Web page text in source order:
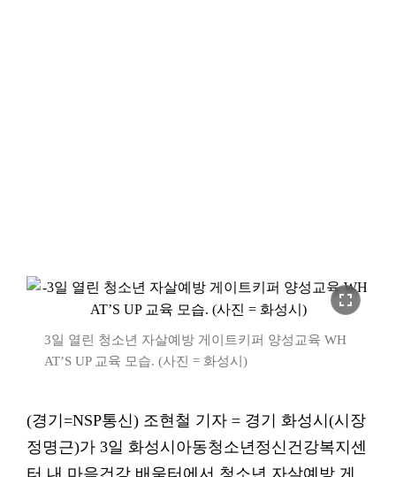
fullscreen
3일 열린 청소년 자살예방 게이트키퍼 양성교육 WH
AT’S UP 교육 모습. (사진 = 화성시)
(경기=NSP통신) 조현철 기자 = 경기 화성시(시장
정명근)가 3일 화성시아동청소년정신건강복지센
터 내 마음건강 배움터에서 청소년 자살예방 게